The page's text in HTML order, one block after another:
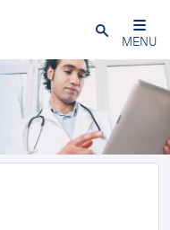
Schließen
MENU